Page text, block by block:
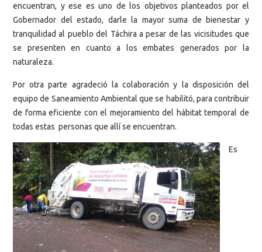
encuentran, y ese es uno de los objetivos planteados por el
Gobernador del estado, darle la mayor suma de bienestar y
tranquilidad al pueblo del Táchira a pesar de las vicisitudes que
se presenten en cuanto a los embates generados por la
naturaleza.
Por otra parte agradeció la colaboración y la disposición del
equipo de Saneamiento Ambiental que se habilitó, para contribuir
de forma eficiente con el mejoramiento del hábitat temporal de
todas estas personas que allí se encuentran.
Es